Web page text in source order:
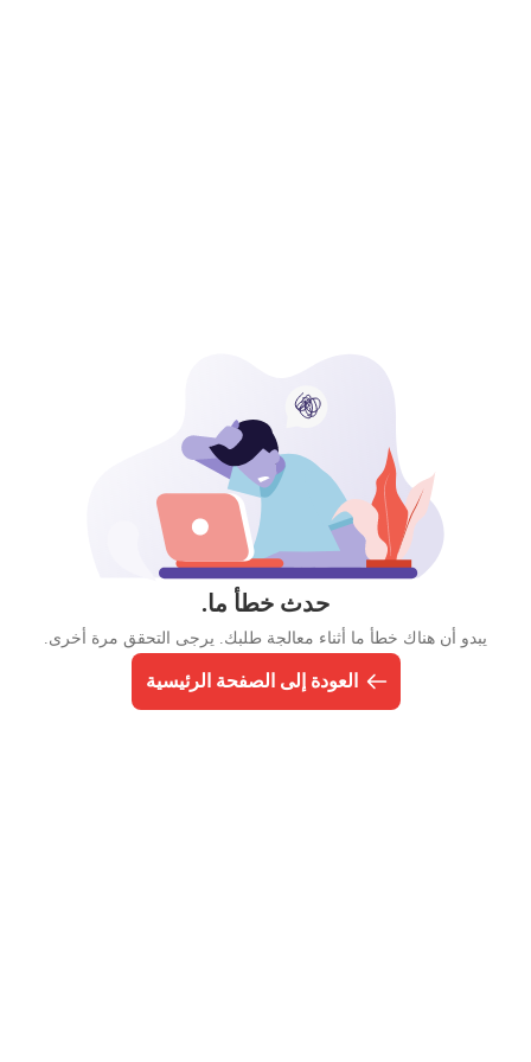
حدث خطأ ما.
يبدو أن هناك خطأ ما أثناء معالجة طلبك. يرجى التحقق مرة أخرى.
العودة إلى الصفحة الرئيسية